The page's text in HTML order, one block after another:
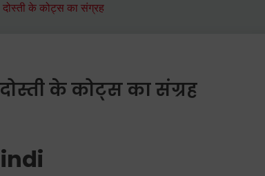
के कोट्स का संग्रह
के कोट्स का संग्रह